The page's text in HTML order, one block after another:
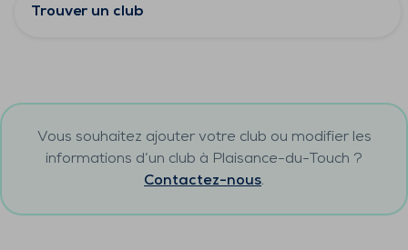
Trouver un club
Vous souhaitez ajouter votre club ou modifier les
informations d’un club à Plaisance-du-Touch ?
Contactez-nous.